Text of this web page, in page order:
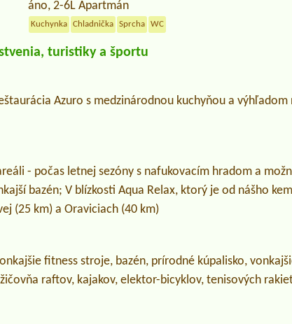
áno, 2-6L Apartmán
Kuchynka Chladnička Sprcha WC
turistiky a športu
Azuro s medzinárodnou kuchyňou a výhľadom
- počas letnej sezóny s nafukovacím hradom a
bazén; V blízkosti Aqua Relax, ktorý je od nášho
(25 km) a Oraviciach (40 km)
fitness stroje, bazén, prírodné kúpalisko,
raftov, kajakov, elektor-bicyklov, tenisových